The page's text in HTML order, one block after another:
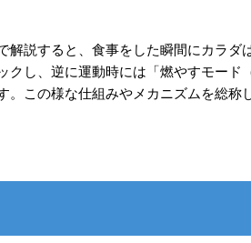
解説すると、食事をした瞬間にカラダ
クし、逆に運動時には「燃やすモード
。この様な仕組みやメカニズムを総称